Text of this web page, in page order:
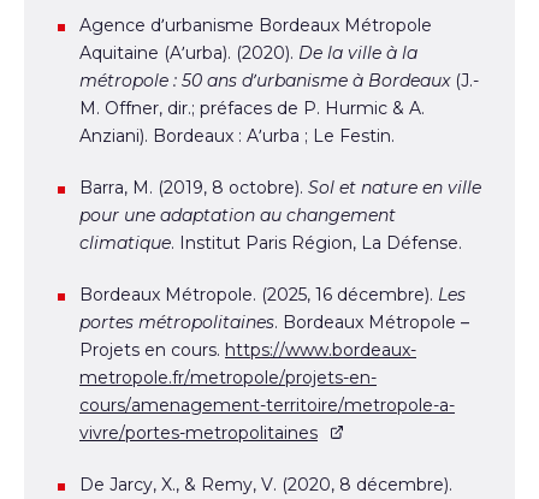
Agence d’urbanisme Bordeaux Métropole
Aquitaine (A’urba). (2020). De la ville à la
métropole : 50 ans d’urbanisme à Bordeaux(J.-
M. Offner, dir.; préfaces de P. Hurmic & A.
Anziani). Bordeaux : A’urba ; Le Festin.
Barra, M. (2019, 8 octobre). Sol et nature en ville
pour une adaptation au changement
climatique. Institut Paris Région, La Défense.
Bordeaux Métropole. (2025, 16 décembre). Les
portes métropolitaines. Bordeaux Métropole –
Projets en cours. https://www.bordeaux-
metropole.fr/metropole/projets-en-
cours/amenagement-territoire/metropole-a-
vivre/portes-metropolitaines
De Jarcy, X., & Remy, V. (2020, 8 décembre).